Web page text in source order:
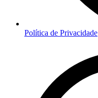
Política de Privacidade